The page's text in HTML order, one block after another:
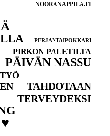
NOORANAPPILA.FI
PERJANTAIPOKKARI
PIRKON PALETILTA
PÄIVÄN NASSU
TAHDOTAAN
TERVEYDEKSI
♥